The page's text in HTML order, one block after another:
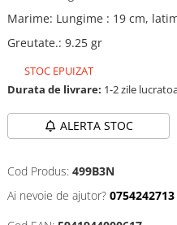
Marime: Lungime : 19 cm,
Greutate.: 9.25 gr
STOC EPUIZAT
Durata de livrare: 1-2 zile
ALERTA STOC
Cod Produs: 499B3N
Ai nevoie de ajutor? 0754242713